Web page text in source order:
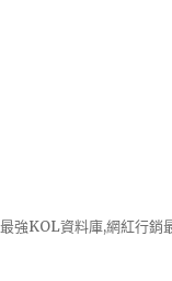
強KOL資料庫,網紅行銷